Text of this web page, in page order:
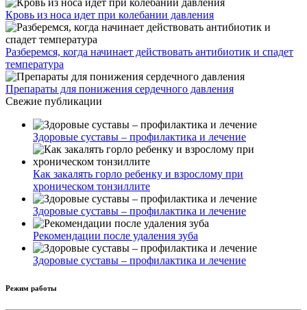
Кровь из носа идет при колебании давления
Разберемся, когда начинает действовать антибиотик и спадет
температура
Препараты для понижения сердечного давления
Свежие публикации
Здоровые суставы – профилактика и лечение
Как закалять горло ребенку и взрослому при
хроническом тонзиллите
Здоровые суставы – профилактика и лечение
Рекомендации после удаления зуба
Здоровые суставы – профилактика и лечение
Режим работы